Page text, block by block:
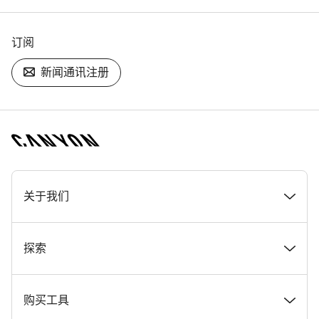
订阅
新闻通讯注册
[footer.linksList.title]
关于我们
奖项
在 Canyon 工作
探索
新闻和故事
购买工具